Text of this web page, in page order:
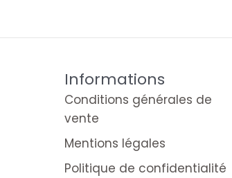
Informations
Conditions générales de
vente
Mentions légales
Politique de confidentialité